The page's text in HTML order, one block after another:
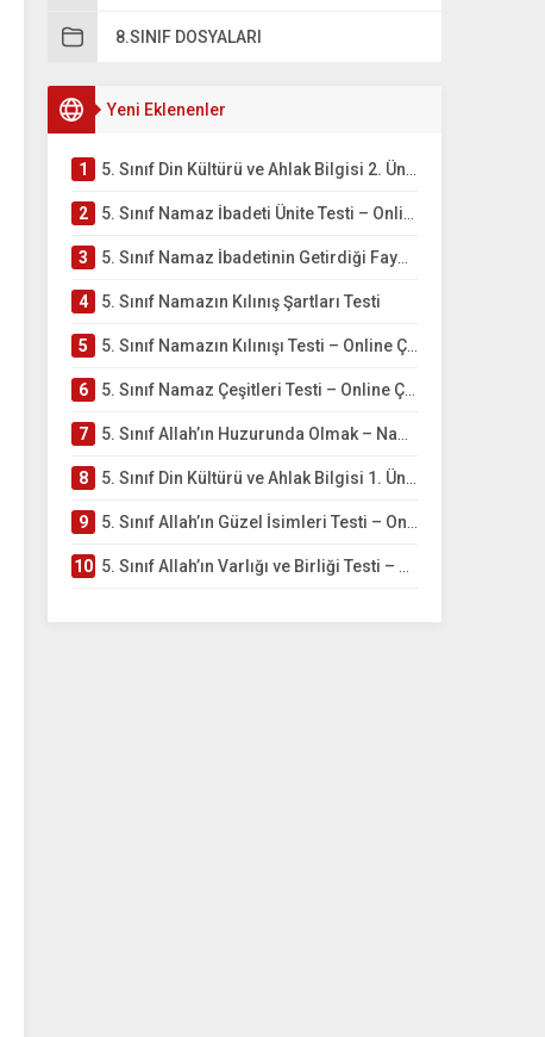
8.SINIF DOSYALARI
Yeni Eklenenler
1 5. Sınıf Din Kültürü ve Ahlak Bilgisi 2. Ünite: Namaz İbadeti Çalışmaları
2 5. Sınıf Namaz İbadeti Ünite Testi – Online Çöz
3 5. Sınıf Namaz İbadetinin Getirdiği Faydalar Testi
4 5. Sınıf Namazın Kılınış Şartları Testi
5 5. Sınıf Namazın Kılınışı Testi – Online Çöz
6 5. Sınıf Namaz Çeşitleri Testi – Online Çöz
7 5. Sınıf Allah’ın Huzurunda Olmak – Namaz İbadeti Testi
8 5. Sınıf Din Kültürü ve Ahlak Bilgisi 1. Ünite: Allah İnancı Çalışmaları
9 5. Sınıf Allah’ın Güzel İsimleri Testi – Online Çöz
10 5. Sınıf Allah’ın Varlığı ve Birliği Testi – Online Çöz